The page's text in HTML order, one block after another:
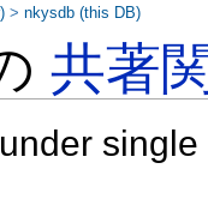
共著
>nkysdb (this DB)